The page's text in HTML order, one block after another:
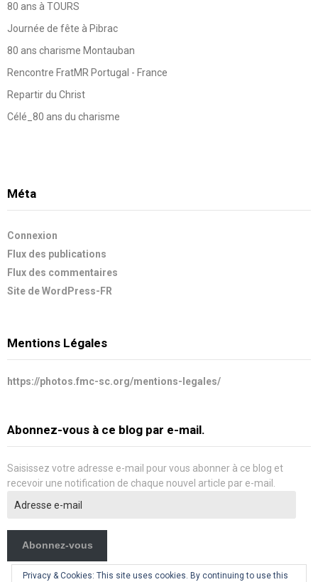
80 ans à TOURS
Journée de fête à Pibrac
80 ans charisme Montauban
Rencontre FratMR Portugal - France
Repartir du Christ
Célé_80 ans du charisme
Méta
Connexion
Flux des publications
Flux des commentaires
Site de WordPress-FR
Mentions Légales
https://photos.fmc-sc.org/mentions-legales/
Abonnez-vous à ce blog par e-mail.
Saisissez votre adresse e-mail pour vous abonner à ce blog et
recevoir une notification de chaque nouvel article par e-mail.
e-
Abonnez-vous
Privacy & Cookies: This site uses cookies. By continuing to use this